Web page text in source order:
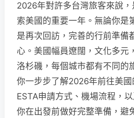
2026年對許多台灣旅客來說
索美國的重要一年。無論你是
是再次回訪，完善的行前準備
心。美國幅員遼闊，文化多元
洛杉磯，每個城市都有不同的
你一步步了解2026年前往美
ESTA申請方式、機場流程，
你在出發前做好完整準備，避